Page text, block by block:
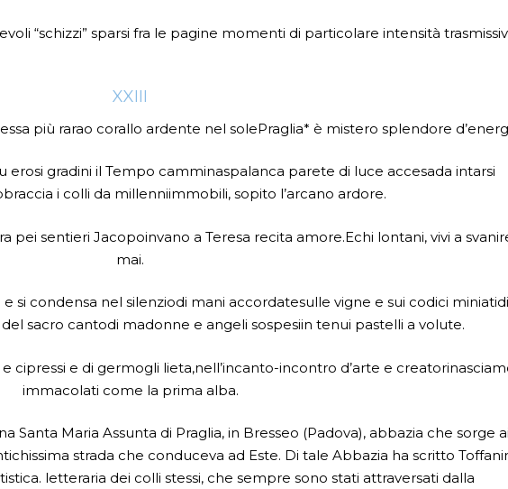
“schizzi” sparsi fra le pagine momenti di particolare intensità
XXIII
più rarao corallo ardente nel solePraglia* è mistero splendore
erosi gradini il Tempo camminaspalanca parete di luce accesada intarsi
i colli da millenniimmobili, sopito l’arcano ardore.
pei sentieri Jacopoinvano a Teresa recita amore.Echi lontani, vivi a
mai.
e si condensa nel silenziodi mani accordatesulle vigne e sui codici
sacro cantodi madonne e angeli sospesiin tenui pastelli a volute.
cipressi e di germogli lieta,nell’incanto-incontro d’arte e
immacolati come la prima alba.
Santa Maria Assunta di Praglia, in Bresseo (Padova), abbazia che sorge
strada che conduceva ad Este. Di tale Abbazia ha scritto
letteraria dei colli stessi, che sempre sono stati attraversati dalla